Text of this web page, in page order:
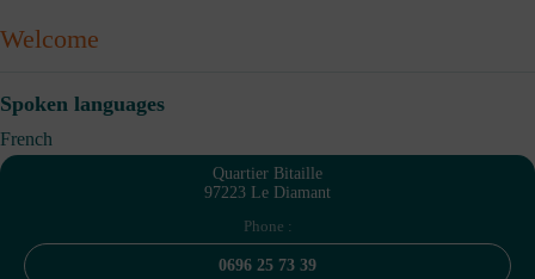
Welcome
Spoken languages
French
Quartier Bitaille
97223 Le Diamant
Phone :
0696 25 73 39